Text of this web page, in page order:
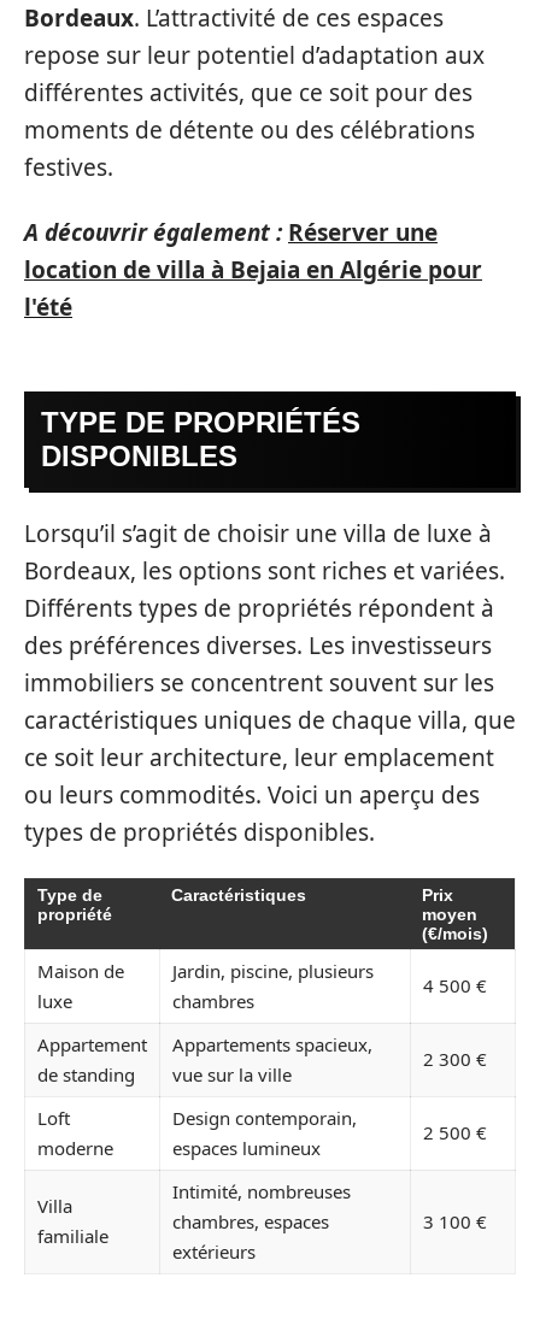
Bordeaux. L’attractivité de ces espaces
repose sur leur potentiel d’adaptation aux
différentes activités, que ce soit pour des
moments de détente ou des célébrations
festives.
A découvrir également : Réserver une
location de villa à Bejaia en Algérie pour
l'été
TYPE DE PROPRIÉTÉS
DISPONIBLES
Lorsqu’il s’agit de choisir une villa de luxe à
Bordeaux, les options sont riches et variées.
Différents types de propriétés répondent à
des préférences diverses. Les investisseurs
immobiliers se concentrent souvent sur les
caractéristiques uniques de chaque villa, que
ce soit leur architecture, leur emplacement
ou leurs commodités. Voici un aperçu des
types de propriétés disponibles.
Type de
propriété
Caractéristiques
Prix
moyen
(€/mois)
Maison de
luxe
Jardin, piscine, plusieurs
chambres
4 500 €
Appartement
de standing
Appartements spacieux,
vue sur la ville
2 300 €
Loft
moderne
Design contemporain,
espaces lumineux
2 500 €
Villa
familiale
Intimité, nombreuses
chambres, espaces
extérieurs
3 100 €